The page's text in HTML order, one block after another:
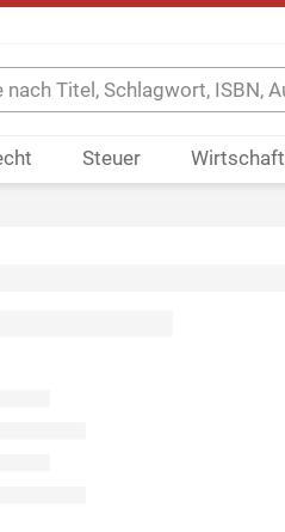
Steuer Wirtschaft